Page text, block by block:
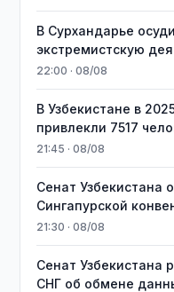
В Сурхандарье
экстремистскую
22:00 · 08/08
В Узбекистане в
привлекли 7517
21:45 · 08/08
Сенат Узбекистана
Сингапурской
21:30 · 08/08
Сенат Узбекистана
СНГ об обмене